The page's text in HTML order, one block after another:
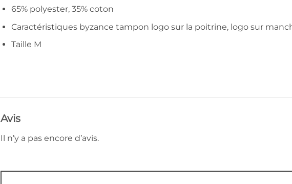
65% polyester, 35% coton
Caractéristiques byzance tampon logo sur la poitrine, logo sur
Taille M
Avis
Il n’y a pas encore d’avis.